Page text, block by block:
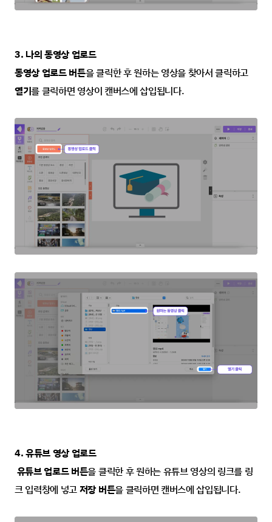
3. 나의 동영상 업로드
동영상 업로드 버튼
열기를 클릭하면 영상이 캔버스에 삽입됩니다.
4. 유튜브 영상 업로드
유튜브 업로드 버튼을 클릭한 후 원하는 유튜브 영상의 링크를 링
크 입력창에 넣고 저장 버튼을 클릭하면 캔버스에 삽입됩니다.